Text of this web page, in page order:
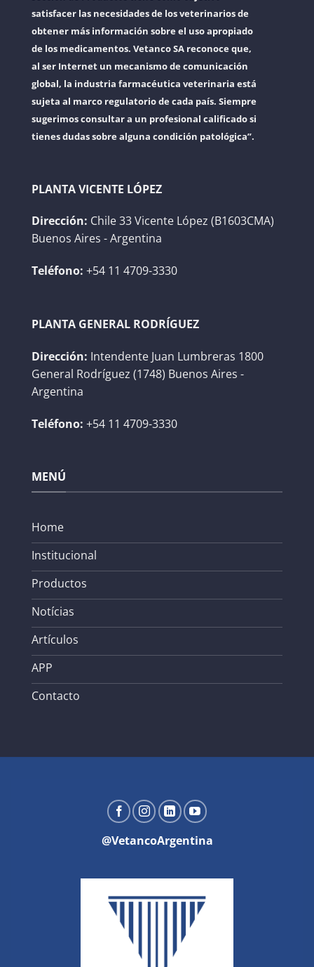
satisfacer las necesidades de los veterinarios de
obtener más información sobre el uso apropiado
de los medicamentos. Vetanco SA reconoce que,
al ser Internet un mecanismo de comunicación
global, la industria farmacéutica veterinaria está
sujeta al marco regulatorio de cada país. Siempre
sugerimos consultar a un profesional calificado si
tienes dudas sobre alguna condición patológica”.
PLANTA VICENTE LÓPEZ
Dirección: Chile 33 Vicente López (B1603CMA)
Buenos Aires - Argentina
Teléfono: +54 11 4709-3330
PLANTA GENERAL RODRÍGUEZ
Dirección: Intendente Juan Lumbreras 1800
General Rodríguez (1748) Buenos Aires -
Argentina
Teléfono: +54 11 4709-3330
MENÚ
Home
Institucional
Productos
Notícias
Artículos
APP
Contacto
@VetancoArgentina